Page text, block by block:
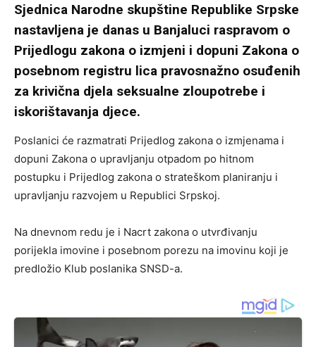
Sjednica Narodne skupštine Republike Srpske
nastavljena je danas u Banjaluci raspravom o
Prijedlogu zakona o izmjeni i dopuni Zakona o
posebnom registru lica pravosnažno osuđenih
za krivična djela seksualne zloupotrebe i
iskorištavanja djece.
Poslanici će razmatrati Prijedlog zakona o izmjenama i
dopuni Zakona o upravljanju otpadom po hitnom
postupku i Prijedlog zakona o strateškom planiranju i
upravljanju razvojem u Republici Srpskoj.
Na dnevnom redu je i Nacrt zakona o utvrđivanju
porijekla imovine i posebnom porezu na imovinu koji je
predložio Klub poslanika SNSD-a.